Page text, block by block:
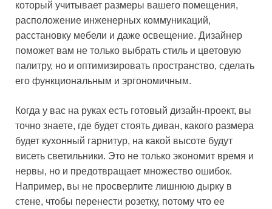
который учитывает размеры вашего помещения,
расположение инженерных коммуникаций,
расстановку мебели и даже освещение. Дизайнер
поможет вам не только выбрать стиль и цветовую
палитру, но и оптимизировать пространство, сделать
его функциональным и эргономичным.
Когда у вас на руках есть готовый дизайн-проект, вы
точно знаете, где будет стоять диван, какого размера
будет кухонный гарнитур, на какой высоте будут
висеть светильники. Это не только экономит время и
нервы, но и предотвращает множество ошибок.
Например, вы не просверлите лишнюю дырку в
стене, чтобы перенести розетку, потому что ее